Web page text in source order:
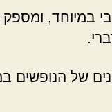
במיוחד, ומספק
של הנופשים